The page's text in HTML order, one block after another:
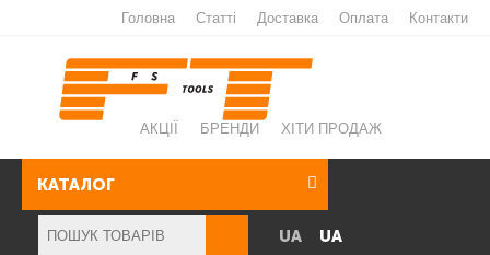
Головна Статті Доставка Оплата Контакти
АКЦІЇ БРЕНДИ ХІТИ ПРОДАЖ
КАТАЛОГ
UA UA